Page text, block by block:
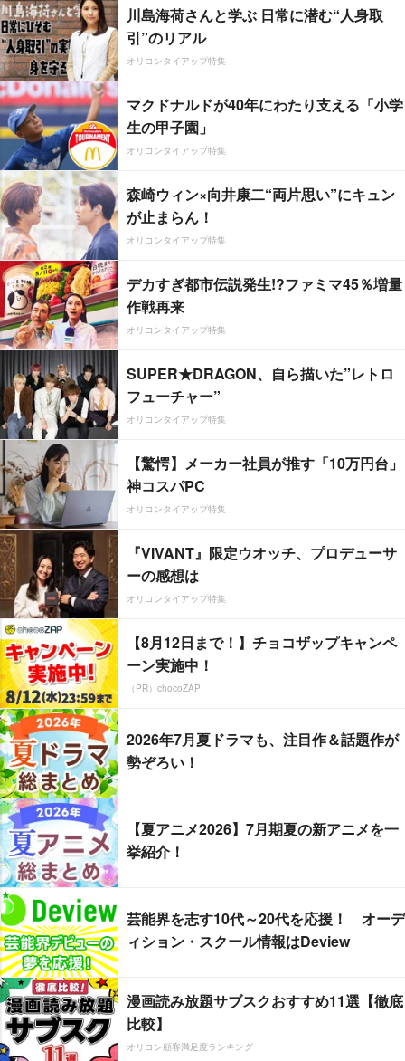
川島海荷さんと学ぶ 日常に潜む“人身取
引”のリアル
オリコンタイアップ特集
マクドナルドが40年にわたり支える「小学
生の甲子園」
オリコンタイアップ特集
森崎ウィン×向井康二“両片思い”にキュン
が止まらん！
オリコンタイアップ特集
デカすぎ都市伝説発生!?ファミマ45％増量
作戦再来
オリコンタイアップ特集
SUPER★DRAGON、自ら描いた”レトロ
フューチャー”
オリコンタイアップ特集
【驚愕】メーカー社員が推す「10万円台」
神コスパPC
オリコンタイアップ特集
『VIVANT』限定ウオッチ、プロデューサ
ーの感想は
オリコンタイアップ特集
【8月12日まで！】チョコザップキャンペ
ーン実施中！
（PR）chocoZAP
2026年7月夏ドラマも、注目作＆話題作が
勢ぞろい！
【夏アニメ2026】7月期夏の新アニメを一
挙紹介！
芸能界を志す10代～20代を応援！ オーデ
ィション・スクール情報はDeview
漫画読み放題サブスクおすすめ11選【徹底
比較】
オリコン顧客満足度ランキング